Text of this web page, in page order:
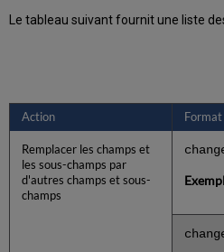
Le tableau suivant fournit une liste
Action
Remplacer les champs et
les sous-champs par
d'autres champs et sous-
champs